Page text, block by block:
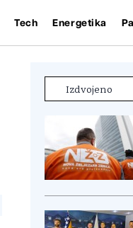
Tech Energetika
Izdvojeno